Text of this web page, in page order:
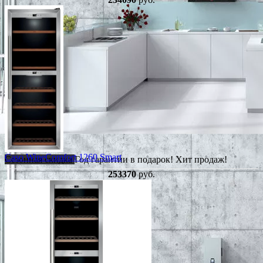
Сезонная скидкаГод гарантии в подарок!Хит продаж!
Caso WineComfort 1260 Smart
253370руб.